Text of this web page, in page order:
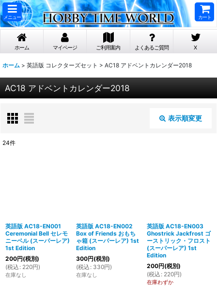
メニュー カート
ホーム マイページ ご利用案内 よくあるご質問 X
ホーム > 英語版 コレクターズセット > AC18 アドベントカレンダー2018
AC18 アドベントカレンダー2018
表示順変更
絞り込む
24件
英語版 AC18-EN001
Ceremonial Bell セレモ
ニーベル (スーパーレア)
1st Edition
200円(税別)
(税込 : 220円)
在庫なし
英語版 AC18-EN002
Box of Friends おもち
ゃ箱 (スーパーレア) 1st
Edition
300円(税別)
(税込 : 330円)
在庫なし
英語版 AC18-EN003
Ghostrick Jackfrost ゴ
ーストリック・フロスト
(スーパーレア) 1st
Edition
200円(税別)
(税込 : 220円)
在庫わずか